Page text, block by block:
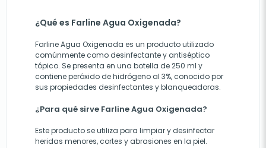
¿Qué es Farline Agua Oxigenada?
Farline Agua Oxigenada es un producto utilizado
comúnmente como desinfectante y antiséptico
tópico. Se presenta en una botella de 250 ml y
contiene peróxido de hidrógeno al 3%, conocido por
sus propiedades desinfectantes y blanqueadoras.
¿Para qué sirve Farline Agua Oxigenada?
Este producto se utiliza para limpiar y desinfectar
heridas menores, cortes y abrasiones en la piel.